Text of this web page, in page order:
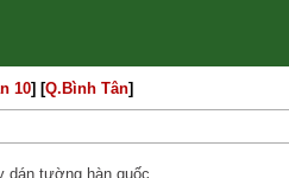
10] [Q.Bình Tân]
dán tường hàn quốc